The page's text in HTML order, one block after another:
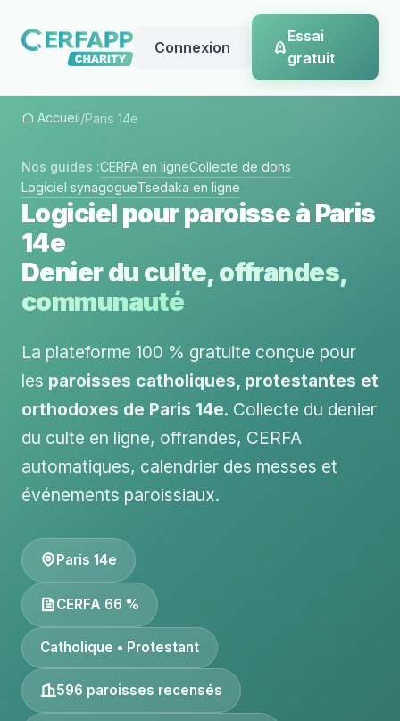
Connexion
Essai
gratuit
Accueil/Paris 14e
Nos guides :CERFA en ligneCollecte de dons
Logiciel synagogueTsedaka en ligne
Logiciel pour paroisse à Paris
14e
Denier du culte, offrandes,
communauté
La plateforme 100 % gratuite conçue pour
les paroisses catholiques, protestantes et
orthodoxes de Paris 14e. Collecte du denier
du culte en ligne, offrandes, CERFA
automatiques, calendrier des messes et
événements paroissiaux.
Paris 14e
CERFA 66 %
Catholique • Protestant
596 paroisses recensés